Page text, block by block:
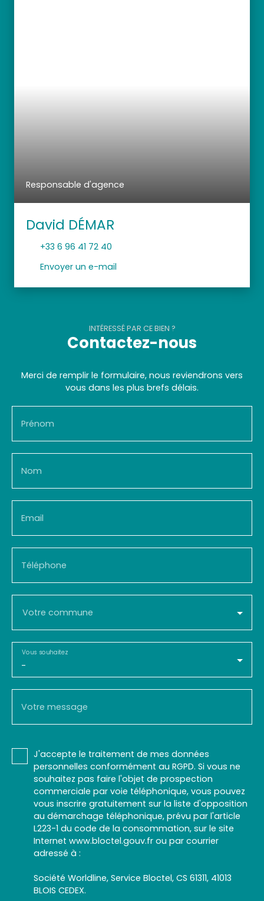
Responsable d'agence
David DÉMAR
+33 6 96 41 72 40
Envoyer un e-mail
INTÉRESSÉ PAR CE BIEN ?
Contactez-nous
Merci de remplir le formulaire, nous reviendrons vers
vous dans les plus brefs délais.
Prénom
Nom
Email
Téléphone
Votre commune
-
Vous souhaitez
Votre message
J'accepte le traitement de mes données
personnelles conformément au RGPD. Si vous ne
souhaitez pas faire l'objet de prospection
commerciale par voie téléphonique, vous pouvez
vous inscrire gratuitement sur la liste d'opposition
au démarchage téléphonique, prévu par l'article
L223-1 du code de la consommation, sur le site
Internet www.bloctel.gouv.fr ou par courrier
adressé à :
Société Worldline, Service Bloctel, CS 61311, 41013
BLOIS CEDEX.